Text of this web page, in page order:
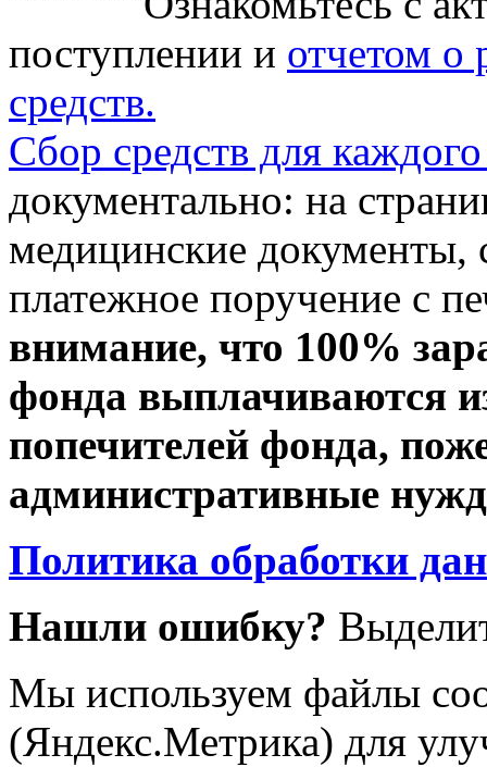
поступлении и отчетом о
средств.
Сбор средств для
документально: на
медицинские документы,
платежное поручение с
внимание, что 100%
фонда выплачиваются
попечителей фонда,
административные
Политика обработки
Нашли ошибку?
Мы используем файлы
(Яндекс.Метрика) для